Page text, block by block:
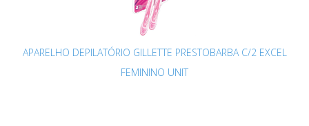
APARELHO DEPILATÓRIO GILLETTE PRESTOBARBA C/2 EXCEL
FEMININO UNIT